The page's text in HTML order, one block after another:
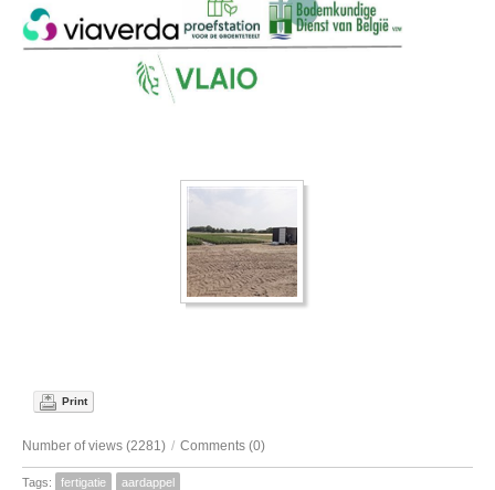
Print
Number of views (2281) / Comments (0)
Tags: fertigatie aardappel